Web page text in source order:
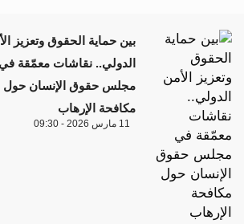
بين حماية الحقوق وتعزيز
الدولي.. نقاشات معمّقة في
مجلس حقوق الإنسان حول
مكافحة الإرهاب
11 مارس 2026 - 09:30